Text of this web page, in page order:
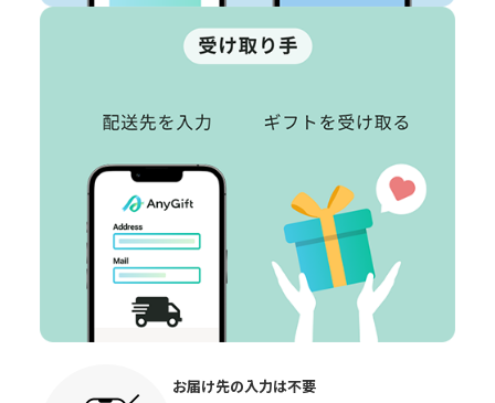
お届け先の入力は不要